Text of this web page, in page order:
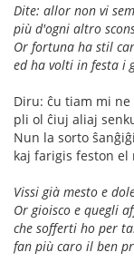
Dite: allor non vi
più d'ogni altro
Or fortuna ha stil
ed ha volti in festa i
Diru: ĉu tiam mi ne
pli ol ĉiuj aliaj
Nun la sorto
kaj farigis feston el
Vissi già mesto e
Or gioisco e quegli
che sofferti ho per
fan più caro il ben